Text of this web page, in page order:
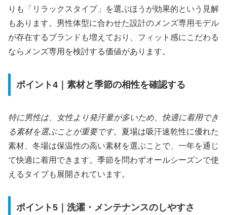
りも「リラックスタイプ」を選ぶほうが効果的という見解
もあります。男性体型に合わせた設計のメンズ専用モデル
が存在するブランドも増えており、フィット感にこだわる
ならメンズ専用を検討する価値があります。
ポイント4｜素材と季節の相性を確認する
特に男性は、女性より発汗量が多いため、快適に着用でき
る素材を選ぶことが重要です。 夏場は吸汗速乾性に優れた
素材、冬場は保温性の高い素材を選ぶことで、一年を通じ
て快適に着用できます。季節を問わずオールシーズンで使
えるタイプも展開されています。
ポイント5｜洗濯・メンテナンスのしやすさ